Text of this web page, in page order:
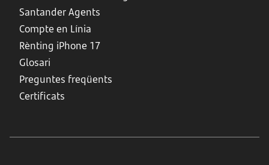
Santander Agents
Compte en Línia
Rènting iPhone 17
Glosari
Preguntes freqüents
Certificats